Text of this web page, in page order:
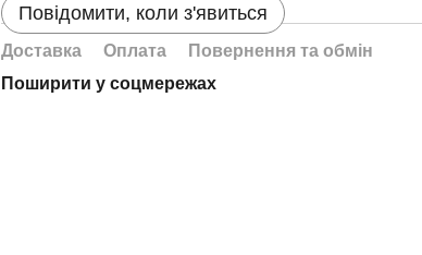
Повідомити, коли з'явиться
Доставка Оплата
Повернення та обмін
Поширити у соцмережах